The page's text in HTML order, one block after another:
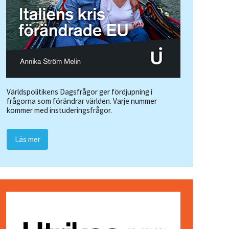
Världspolitikens Dagsfrågor ger fördjupning i
frågorna som förändrar världen. Varje nummer
kommer med instuderingsfrågor.
Läs mer